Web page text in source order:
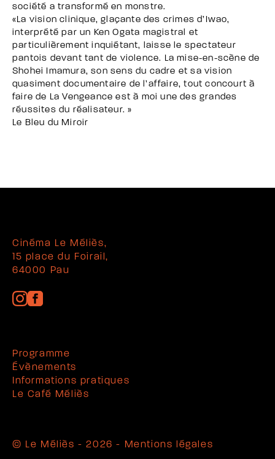
société a transformé en monstre.
«La vision clinique, glaçante des crimes d’Iwao,
interprété par un Ken Ogata magistral et
particulièrement inquiétant, laisse le spectateur
pantois devant tant de violence. La mise-en-scène de
Shohei Imamura, son sens du cadre et sa vision
quasiment documentaire de l’affaire, tout concourt à
faire de La Vengeance est à moi une des grandes
réussites du réalisateur. »
Le Bleu du Miroir
Cinéma Le Méliès,
15 place du Foirail,
64000 Pau
Programme
Évènements
Informations pratiques
Le Café Méliès
© Le Méliès - 2026 - Mentions légales